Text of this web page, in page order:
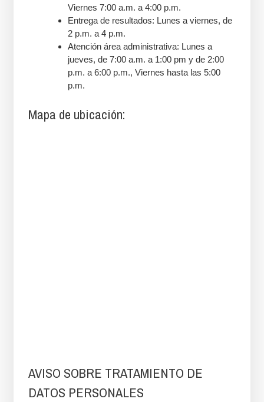
Viernes 7:00 a.m. a 4:00 p.m.
Entrega de resultados: Lunes a viernes, de
2 p.m. a 4 p.m.
Atención área administrativa: Lunes a
jueves, de 7:00 a.m. a 1:00 pm y de 2:00
p.m. a 6:00 p.m., Viernes hasta las 5:00
p.m.
Mapa de ubicación:
AVISO SOBRE TRATAMIENTO DE
DATOS PERSONALES